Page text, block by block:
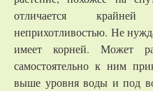
отличается
неприхотливостью. Не
имеет корней. Может
самостоятельно к ним
выше уровня воды и под